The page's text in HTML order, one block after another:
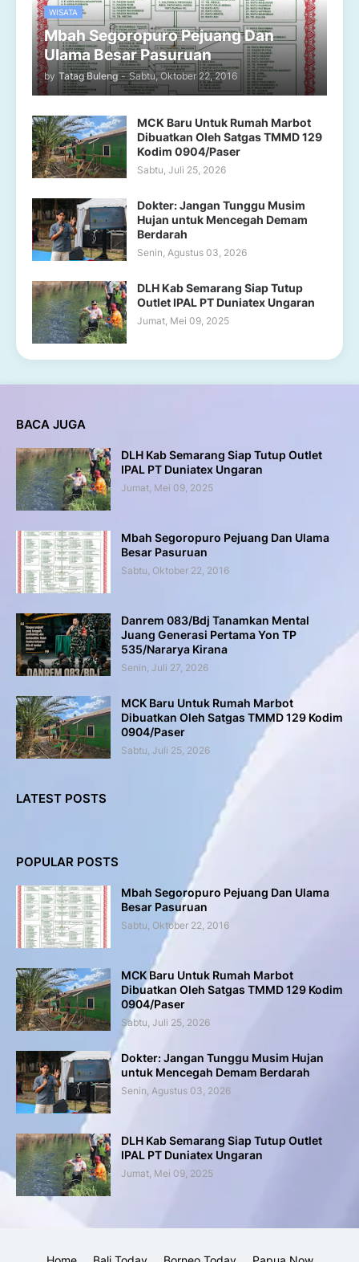
WISATA
Mbah Segoropuro Pejuang Dan
Ulama Besar Pasuruan
by Tatag Buleng - Sabtu, Oktober 22, 2016
MCK Baru Untuk Rumah Marbot
Dibuatkan Oleh Satgas TMMD 129
Kodim 0904/Paser
Sabtu, Juli 25, 2026
Dokter: Jangan Tunggu Musim
Hujan untuk Mencegah Demam
Berdarah
Senin, Agustus 03, 2026
DLH Kab Semarang Siap Tutup
Outlet IPAL PT Duniatex Ungaran
Jumat, Mei 09, 2025
BACA JUGA
DLH Kab Semarang Siap Tutup Outlet
IPAL PT Duniatex Ungaran
Jumat, Mei 09, 2025
Mbah Segoropuro Pejuang Dan Ulama
Besar Pasuruan
Sabtu, Oktober 22, 2016
Danrem 083/Bdj Tanamkan Mental
Juang Generasi Pertama Yon TP
535/Nararya Kirana
Senin, Juli 27, 2026
MCK Baru Untuk Rumah Marbot
Dibuatkan Oleh Satgas TMMD 129 Kodim
0904/Paser
Sabtu, Juli 25, 2026
LATEST POSTS
POPULAR POSTS
Mbah Segoropuro Pejuang Dan Ulama
Besar Pasuruan
Sabtu, Oktober 22, 2016
MCK Baru Untuk Rumah Marbot
Dibuatkan Oleh Satgas TMMD 129 Kodim
0904/Paser
Sabtu, Juli 25, 2026
Dokter: Jangan Tunggu Musim Hujan
untuk Mencegah Demam Berdarah
Senin, Agustus 03, 2026
DLH Kab Semarang Siap Tutup Outlet
IPAL PT Duniatex Ungaran
Jumat, Mei 09, 2025